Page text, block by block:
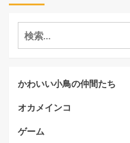
検
索:
かわいい小鳥の仲間たち
オカメインコ
ゲーム